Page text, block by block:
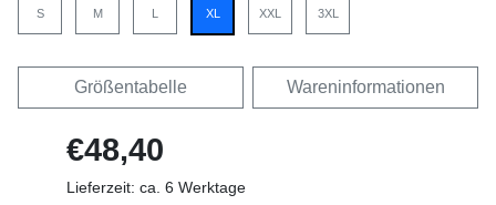
S M L XL XXL 3XL
Größentabelle Wareninformationen
€48,40
Lieferzeit: ca. 6 Werktage